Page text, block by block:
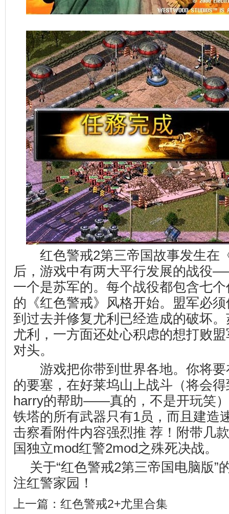
红色警戒2第三帝国故事发生在
后，游戏中有两大平行发展的战役
一个是苏军的。每个战役都包含七
的《红色警戒》风格开始。盟军必
到过去并修复尤利已经造成的破坏
尤利，一方面还处心积虑的想打败
对头。
游戏把你带到世界各地。你将要
的要塞，在好莱坞山上战斗（将会
harry的帮助——真的，不是开玩笑
铁塔的所有武器只有1员，而且建造
击察看附件内容强烈推 荐！附带几
国独立mod红警2mod之殊死决战。
关于“红色警戒2第三帝国电脑版”
注红警家园 ！
上一篇： 红色警戒2+尤里合集